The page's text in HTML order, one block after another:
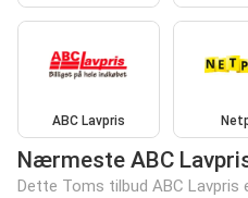
ABC Lavpris
Nærmeste ABC
Dette Toms tilbud ABC